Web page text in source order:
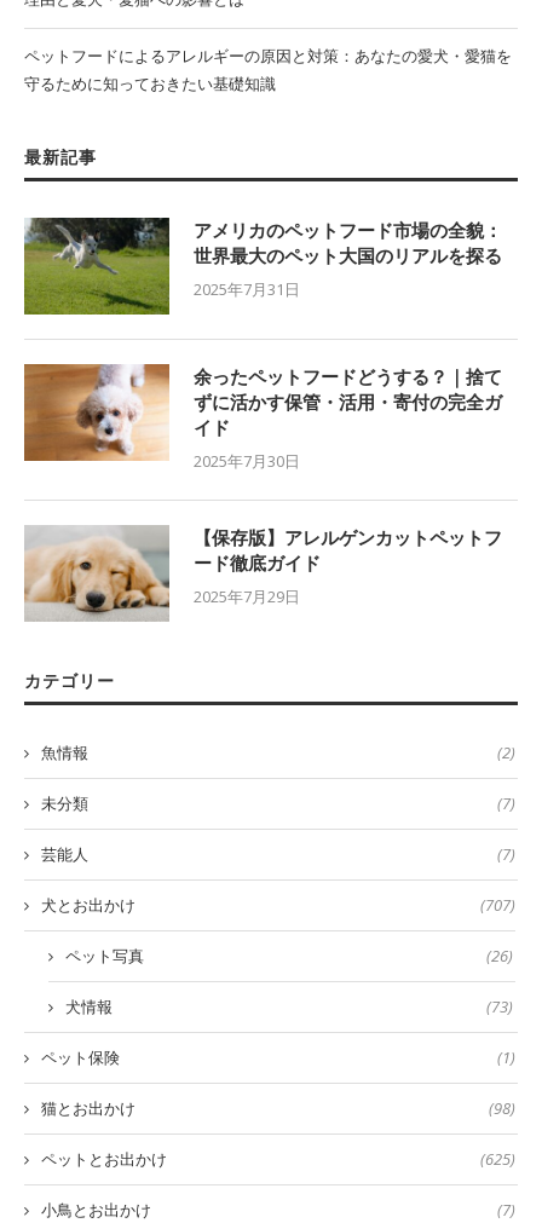
ペットフードによるアレルギーの原因と対策：あなたの愛犬・愛猫を
守るために知っておきたい基礎知識
最新記事
アメリカのペットフード市場の全貌：
世界最大のペット大国のリアルを探る
2025年7月31日
余ったペットフードどうする？｜捨て
ずに活かす保管・活用・寄付の完全ガ
イド
2025年7月30日
【保存版】アレルゲンカットペットフ
ード徹底ガイド
2025年7月29日
カテゴリー
魚情報 (2)
未分類 (7)
芸能人 (7)
犬とお出かけ (707)
ペット写真 (26)
犬情報 (73)
ペット保険 (1)
猫とお出かけ (98)
ペットとお出かけ (625)
小鳥とお出かけ (7)